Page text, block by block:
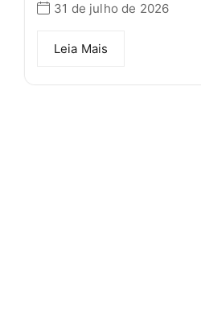
31 de julho de 2026
Leia Mais